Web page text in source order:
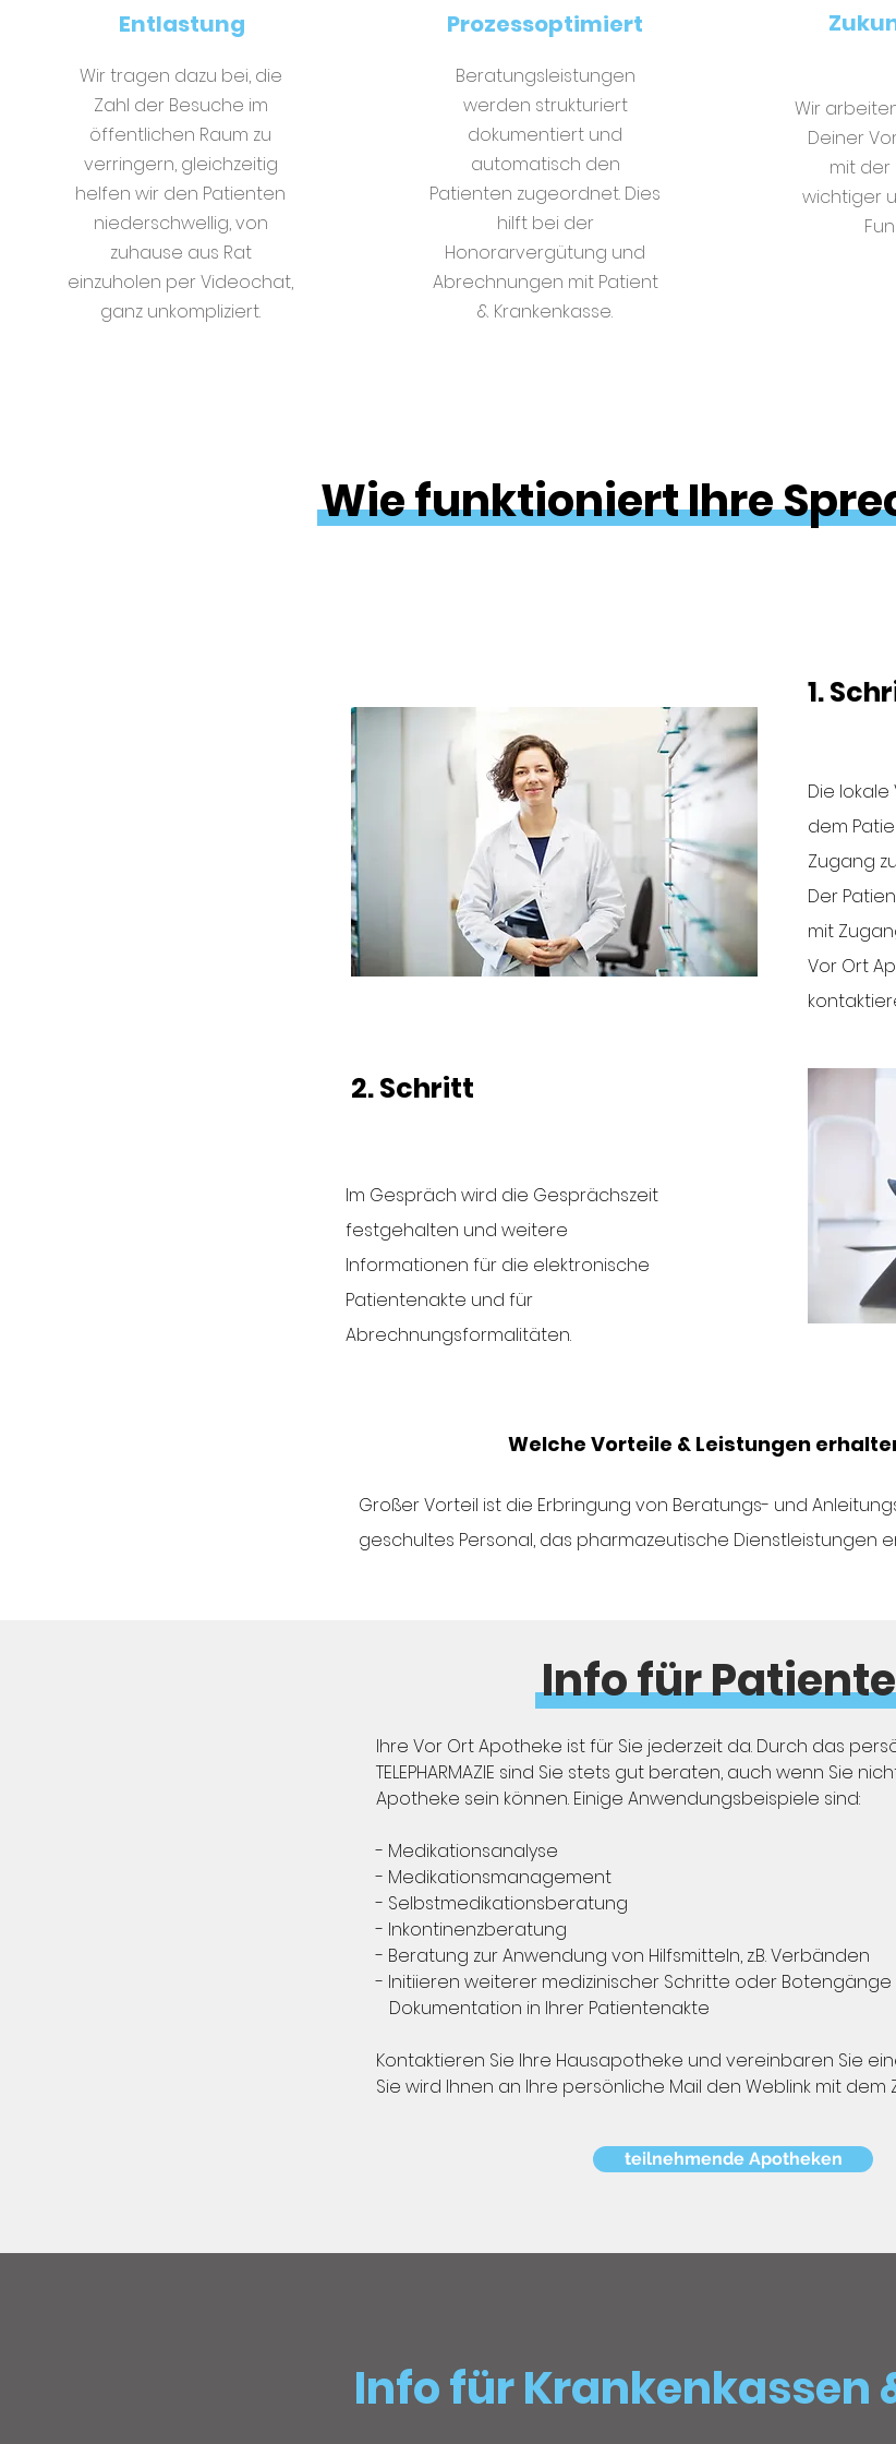
Entlastung
Wir tragen dazu bei, die
Zahl der Besuche im
öffentlichen Raum zu
verringern, gleichzeitig
helfen wir den Patienten
niederschwellig, von
zuhause aus Rat
einzuholen per Videochat,
ganz unkompliziert.
Prozessoptimiert
Beratungsleistungen
werden strukturiert
dokumentiert und
automatisch den
Patienten zugeordnet. Dies
hilft bei der
Honorarvergütung und
Abrechnungen mit Patient
& Krankenkasse.
Wir
Deiner
mit der
wichtiger
Wie funktioniert Ihre
2. Schritt
Im Gespräch wird die Gesprächszeit
festgehalten und weitere
Informationen für die elektronische
Patientenakte und für
Abrechnungsformalitäten.
1.
Die
dem
Zugang
Der
mit
Vor Ort
Welche Vorteile & Leistungen
Großer Vorteil ist die Erbringung von Beratungs- und
geschultes Personal, das pharmazeutische Dienstleistungen
Info für
Ihre Vor Ort Apotheke ist für Sie jederzeit da. Durch das
TELEPHARMAZIE sind Sie stets gut beraten, auch wenn Sie
Apotheke sein können. Einige Anwendungsbeispiele sind:
- Medikationsanalyse
- Medikationsmanagement
- Selbstmedikationsberatung
- Inkontinenzberatung
- Beratung zur Anwendung von Hilfsmitteln, z.B. Verbänden
- Initiieren weiterer medizinischer Schritte oder
Dokumentation in Ihrer Patientenakte
Kontaktieren Sie Ihre Hausapotheke und vereinbaren Sie
Sie wird Ihnen an Ihre persönliche Mail den Weblink mit
teilnehmende Apotheken
Info für Krankenkassen